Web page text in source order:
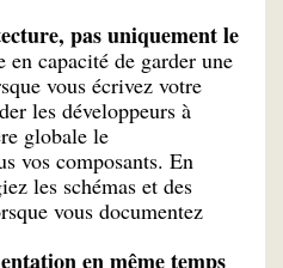
pas uniquement le
en capacité de garder une
vous écrivez votre
les développeurs à
globale le
vos composants. En
les schémas et des
vous documentez
en même temps